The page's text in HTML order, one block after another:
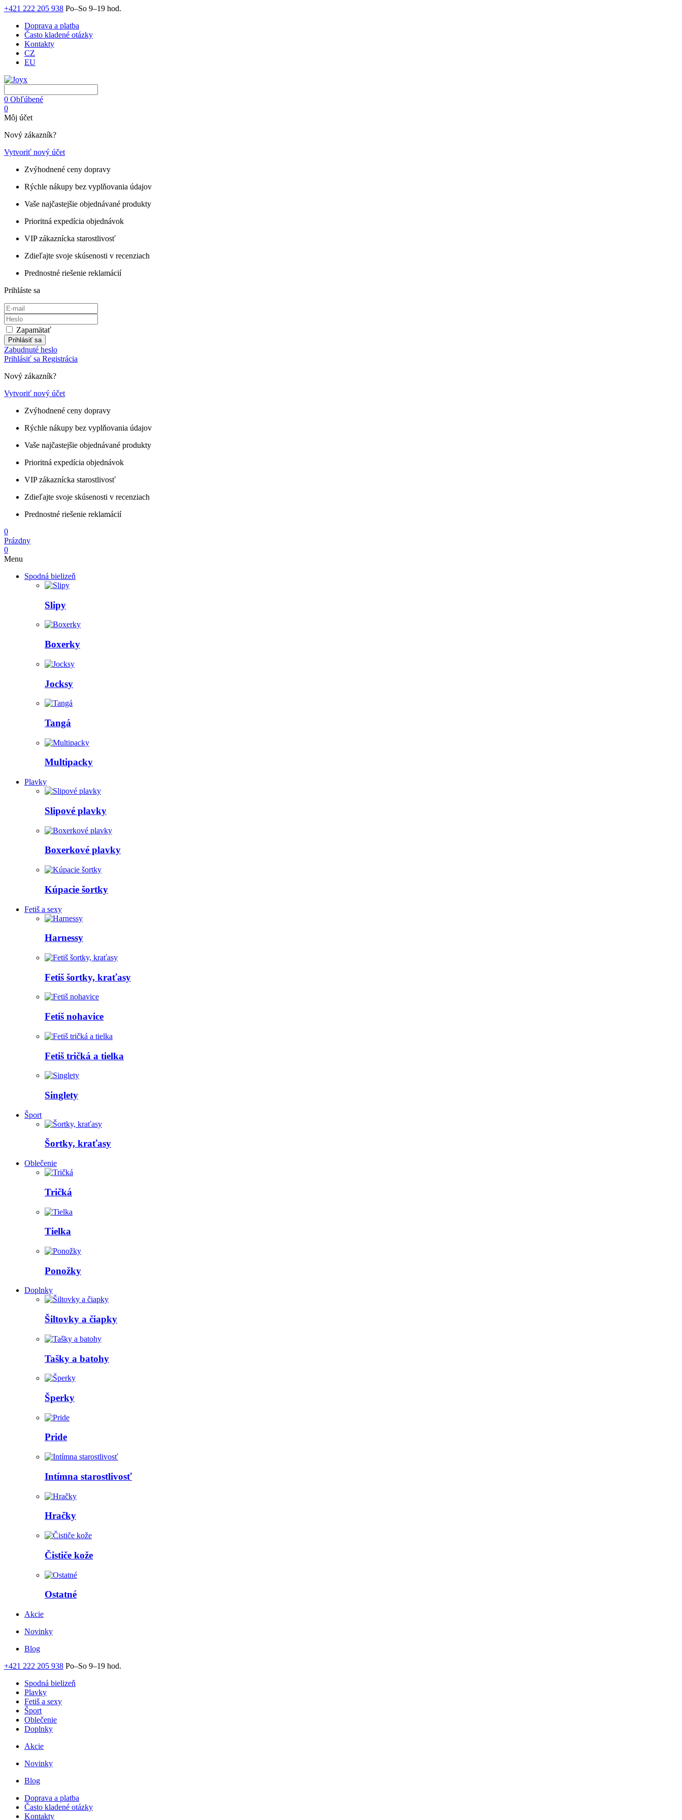
+421 222 205 938 Po–So 9–19 hod.
Doprava a platba
Často kladené otázky
Kontakty
CZ
EU
0 Obľúbené
0
Môj účet
Nový zákazník?
Vytvoriť nový účet
Zvýhodnené ceny dopravy
Rýchle nákupy bez vyplňovania údajov
Vaše najčastejšie objednávané produkty
Prioritná expedícia objednávok
VIP zákaznícka starostlivosť
Zdieľajte svoje skúsenosti v recenziach
Prednostné riešenie reklamácií
Prihláste sa
Zapamätať
Prihlásiť sa
Zabudnuté heslo
Prihlásiť sa Registrácia
Nový zákazník?
Vytvoriť nový účet
Zvýhodnené ceny dopravy
Rýchle nákupy bez vyplňovania údajov
Vaše najčastejšie objednávané produkty
Prioritná expedícia objednávok
VIP zákaznícka starostlivosť
Zdieľajte svoje skúsenosti v recenziach
Prednostné riešenie reklamácií
0
Prázdny
0
Menu
Spodná bielizeň
Slipy
Boxerky
Jocksy
Tangá
Multipacky
Plavky
Slipové plavky
Boxerkové plavky
Kúpacie šortky
Fetiš a sexy
Harnessy
Fetiš šortky, kraťasy
Fetiš nohavice
Fetiš tričká a tielka
Singlety
Šport
Šortky, kraťasy
Oblečenie
Tričká
Tielka
Ponožky
Doplnky
Šiltovky a čiapky
Tašky a batohy
Šperky
Pride
Intímna starostlivosť
Hračky
Čističe kože
Ostatné
Akcie
Novinky
Blog
+421 222 205 938 Po–So 9–19 hod.
Spodná bielizeň
Plavky
Fetiš a sexy
Šport
Oblečenie
Doplnky
Akcie
Novinky
Blog
Doprava a platba
Často kladené otázky
Kontakty